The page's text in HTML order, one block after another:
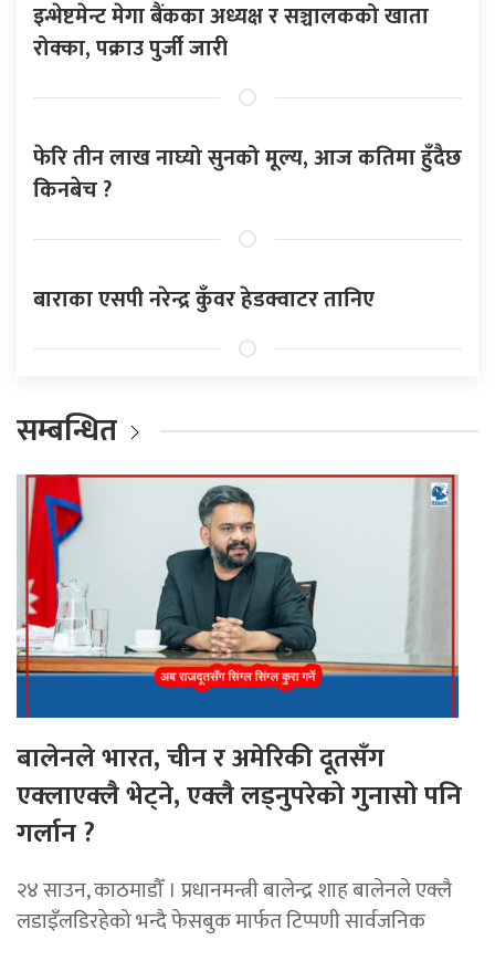
इन्भेष्टमेन्ट मेगा बैंकका अध्यक्ष र सञ्चालकको खाता
रोक्का, पक्राउ पुर्जी जारी
फेरि तीन लाख नाघ्यो सुनको मूल्य, आज कतिमा हुँदैछ
किनबेच ?
बाराका एसपी नरेन्द्र कुँवर हेडक्वाटर तानिए
सम्बन्धित
बालेनले भारत, चीन र अमेरिकी दूतसँग
एक्लाएक्लै भेट्ने, एक्लै लड्नुपरेको गुनासो पनि
गर्लान ?
२४ साउन, काठमाडौँ । प्रधानमन्त्री बालेन्द्र शाह बालेनले एक्लै
लडाइँलडिरहेको भन्दै फेसबुक मार्फत टिप्पणी सार्वजनिक